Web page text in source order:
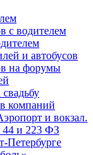
с водителем
и автобусов
на форумы
компаний
и вокзал.
44 и 223 ФЗ
Петербурге